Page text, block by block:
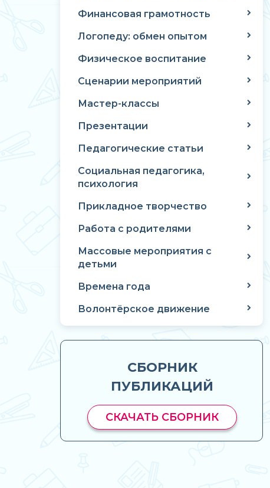
Финансовая грамотность
Логопеду: обмен опытом
Физическое воспитание
Сценарии мероприятий
Мастер-классы
Презентации
Педагогические статьи
Социальная педагогика,
психология
Прикладное творчество
Работа с родителями
Массовые мероприятия с
детьми
Времена года
Волонтёрское движение
СБОРНИК
ПУБЛИКАЦИЙ
СКАЧАТЬ СБОРНИК